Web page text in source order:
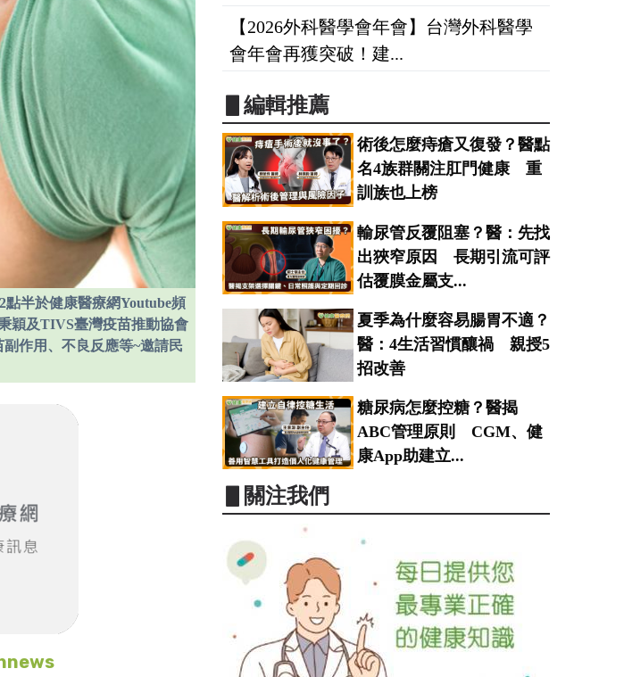
半於健康醫療網Youtube頻
穎及TIVS臺灣疫苗推動協會
作用、不良反應等~邀請民
【2026外科醫學會年會】台灣外科醫學
會年會再獲突破！建...
▋編輯推薦
術後怎麼痔瘡又復發？醫點
名4族群關注肛門健康 重
訓族也上榜
輸尿管反覆阻塞？醫：先找
出狹窄原因 長期引流可評
估覆膜金屬支...
夏季為什麼容易腸胃不適？
醫：4生活習慣釀禍 親授5
招改善
糖尿病怎麼控糖？醫揭
ABC管理原則 CGM、健
康App助建立...
▋關注我們